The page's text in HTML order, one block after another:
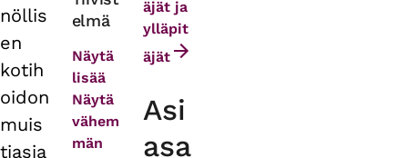
tabs
nöllis
en
kotih
oidon
muis
tiasia
elmä
Näytä
lisää
Näytä
vähem
män
äjät ja
ylläpit
äjät
Asi
asa